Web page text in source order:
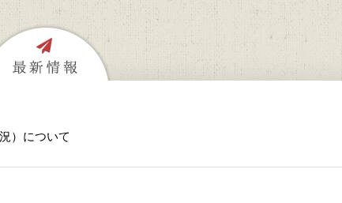
）について